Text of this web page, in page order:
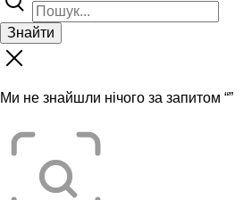
Знайти
Ми не знайшли нічого за запитом “”